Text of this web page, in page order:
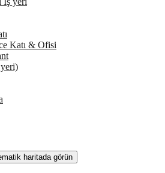
Katı & Ofisi
haritada görün